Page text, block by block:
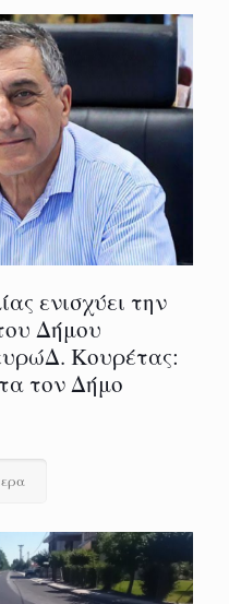
ενισχύει την
Δήμου
Κουρέτας:
τον Δήμο